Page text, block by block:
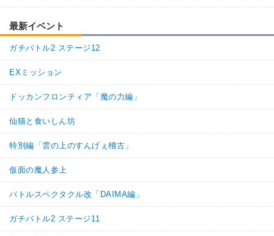
最新イベント
ガチバトル2 ステージ12
EXミッション
ドッカンフロンティア「魔の力編」
仙猫と食いしん坊
特別編「雲の上のすんげぇ稽古」
仮面の魔人参上
バトルスペクタクル改「DAIMA編」
ガチバトル2 ステージ11